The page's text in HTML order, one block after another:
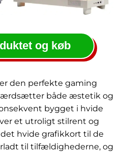
og køb
den perfekte gaming
både æstetik og
bygget i hvide
et utroligt stilrent og
hvide grafikkort til de
til tilfældighederne, og